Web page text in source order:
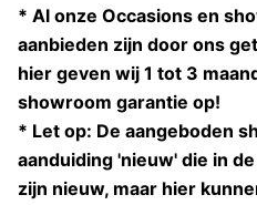
* Al onze Occasions en
aanbieden zijn door ons
hier geven wij 1 tot 3
showroom garantie op!
* Let op: De aangeboden
aanduiding 'nieuw' die in
zijn nieuw, maar hier